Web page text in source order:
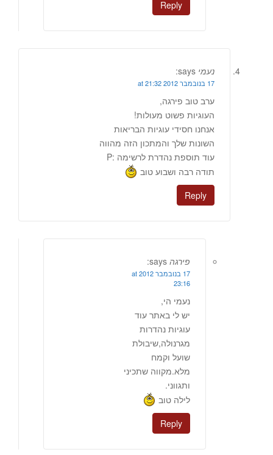
Reply
נעמי says:
17 בנובמבר 2012 at 21:32
ערב טוב פירגה,
העוגיות פשוט מעולות!
אנחנו חסידי עוגיות הבריאות
השונות שלך והמתכון הזה מהווה
עוד תוספת נהדרת לרשימה :P
תודה רבה ושבוע טוב
Reply
פירגה says:
17 בנובמבר 2012 at
23:16
נעמי הי,
יש לי באתר עוד
עוגיות נהדרות
מגרנולה,שיבולת
שועל וקמח
מלא.מקווה שתכיני
ותגווני.
לילה טוב
Reply